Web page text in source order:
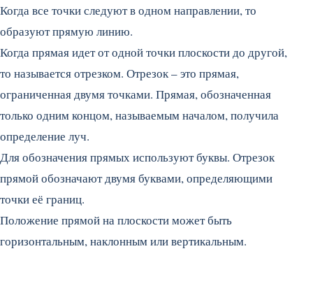
Когда все точки следуют в одном направлении, то
образуют прямую линию.
Когда прямая идет от одной точки плоскости до другой,
то называется отрезком. Отрезок – это прямая,
ограниченная двумя точками. Прямая, обозначенная
только одним концом, называемым началом, получила
определение луч.
Для обозначения прямых используют буквы. Отрезок
прямой обозначают двумя буквами, определяющими
точки её границ.
Положение прямой на плоскости может быть
горизонтальным, наклонным или вертикальным.